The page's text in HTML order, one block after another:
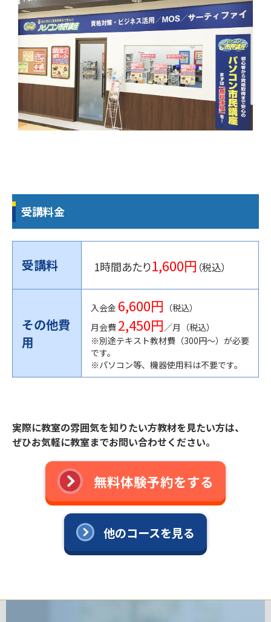
受講料金
受講料 1時間あたり1,600円 （税込）
その他費
用
入会金 6,600円 （税込）
月会費 2,450円 ／月（税込）
※別途テキスト教材費（300円〜）が必要
です。
※パソコン等、機器使用料は不要です。
実際に教室の雰囲気を知りたい方教材を見たい方は、
ぜひお気軽に教室までお問い合わせください。
無料体験予約をする
他のコースを見る